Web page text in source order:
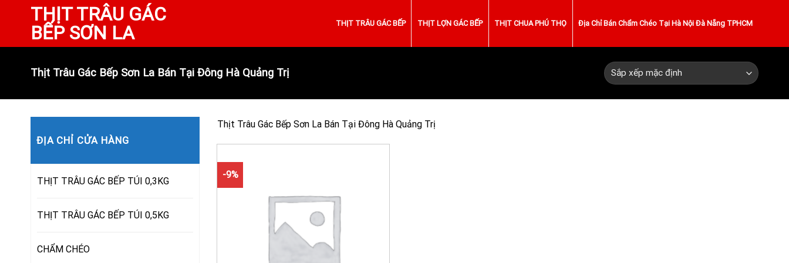
THỊT TRÂU GÁC
BẾP SƠN LA
THỊT TRÂU GÁC BẾP THỊT LỢN GÁC BẾP THỊT CHUA PHÚ THỌ Địa Chỉ Bán Chẩm Chéo Tại Hà Nội Đà Nẵng TPHCM
Thịt Trâu Gác Bếp Sơn La Bán Tại Đông Hà Quảng Trị
ĐỊA CHỈ CỬA HÀNG
THỊT TRÂU GÁC BẾP TÚI 0,3KG
THỊT TRÂU GÁC BẾP TÚI 0,5KG
CHẨM CHÉO
Thịt Trâu Gác Bếp Sơn La Bán Tại Đông Hà Quảng Trị
-9%